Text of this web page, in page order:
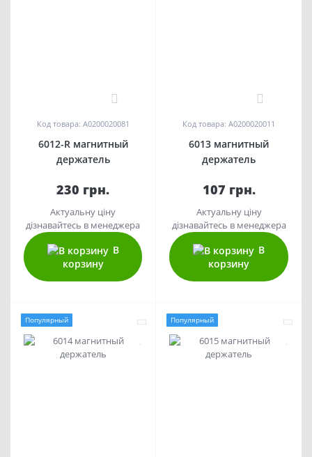
0
Код товара: A0200020081
6012-R магнитный
держатель
230 грн.
Актуальну ціну
дізнавайтесь в менеджера
В
корзину
0
Код товара: A0200020011
6013 магнитный
держатель
107 грн.
Актуальну ціну
дізнавайтесь в менеджера
В
корзину
Популярный Популярный